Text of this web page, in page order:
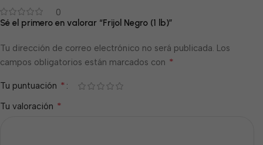
0
Sé el primero en valorar “Frijol Negro (1 lb)”
Tu dirección de correo electrónico no será publicada. Los
campos obligatorios están marcados con *
Tu puntuación *
Tu valoración *